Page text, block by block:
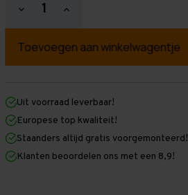
Hoeveelheid
verlagen
Palletstelling
mm
mm
x
1.100
mm
-
Hoeveelheid
verhogen
Palletstelling
mm
mm
1.100
mm
(HxLxD)
-
Uit voorraad leverbaar!
Europese top kwaliteit!
Staanders altijd gratis voorgemonteerd!
Klanten beoordelen ons met een 8,9!